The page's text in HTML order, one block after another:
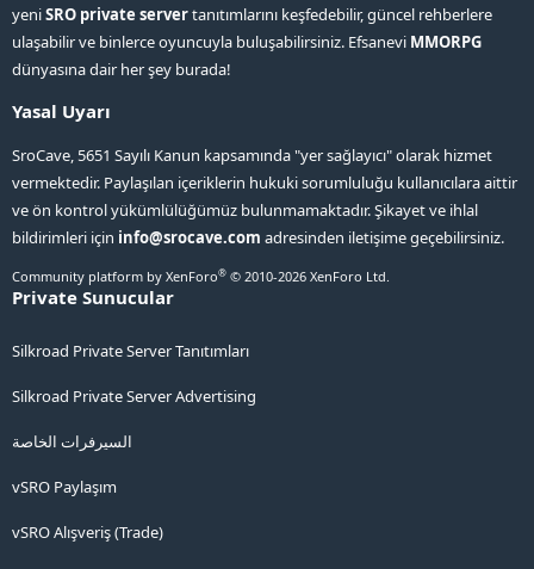
yeniSRO private servertanıtımlarını keşfedebilir, güncel rehberlere
ulaşabilir ve binlerce oyuncuyla buluşabilirsiniz. Efsanevi MMORPG
dünyasına dair her şey burada!
Yasal Uyarı
SroCave, 5651 Sayılı Kanun kapsamında "yer sağlayıcı" olarak hizmet
vermektedir. Paylaşılan içeriklerin hukuki sorumluluğu kullanıcılara aittir
ve ön kontrol yükümlülüğümüz bulunmamaktadır. Şikayet ve ihlal
bildirimleri için info@srocave.com adresinden iletişime geçebilirsiniz.
Community platform by XenForo® © 2010-2026 XenForo Ltd.
Private Sunucular
Silkroad Private Server Tanıtımları
Silkroad Private Server Advertising
السيرفرات الخاصة
vSRO Paylaşım
vSRO Alışveriş (Trade)